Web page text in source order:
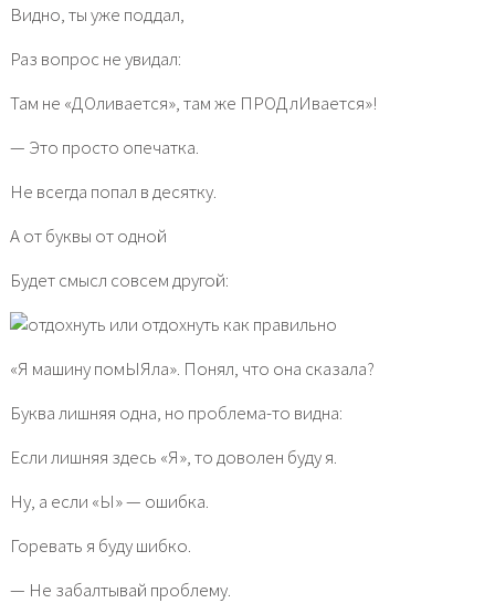
Видно, ты уже поддал,
Раз вопрос не увидал:
Там не «ДОливается», там же ПРОДлИвается»!
— Это просто опечатка.
Не всегда попал в десятку.
А от буквы от одной
Будет смысл совсем другой:
«Я машину помЫЯла». Понял, что она сказала?
Буква лишняя одна, но проблема-то видна:
Если лишняя здесь «Я», то доволен буду я.
Ну, а если «Ы» — ошибка.
Горевать я буду шибко.
— Не забалтывай проблему.